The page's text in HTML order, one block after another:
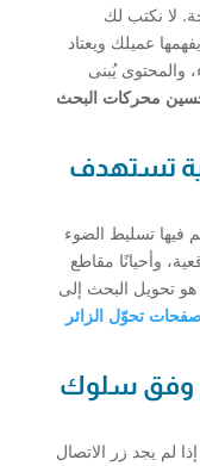
لا نكتب لك
عميلك ويعتاد
والمحتوى يُبنى
محركات البحث
تستهدف
فيها تسليط الضوء
وأحيانًا مقاطع
هو تحويل البحث إلى
تحوّل الزائر
وفق سلوك
لم يجد زر الاتصال